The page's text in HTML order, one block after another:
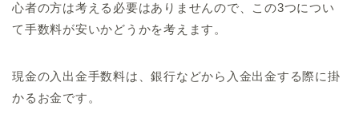
心者の方は考える必要はありませんので、この3つについ
て手数料が安いかどうかを考えます。
現金の入出金手数料は、銀行などから入金出金する際に掛
かるお金です。